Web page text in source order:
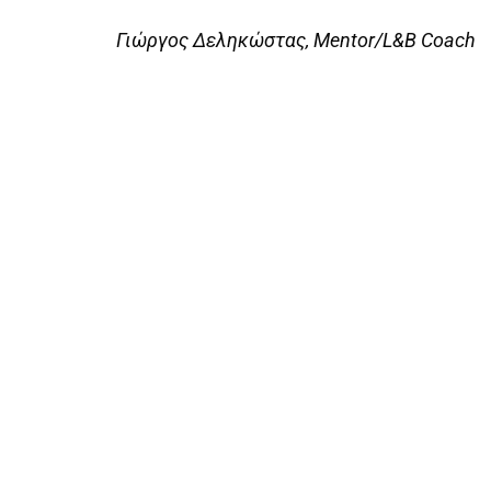
Γιώργος Δεληκώστας, Mentor/L&B Coach